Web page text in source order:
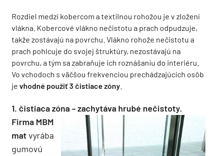
Rozdiel medzi kobercom a textilnou rohožou je v zložení
vlákna. Kobercové vlákno nečistotu a prach odpudzuje,
takže zostávajú na povrchu. Vlákno rohože nečistotu a
prach pohlcuje do svojej štruktúry, nezostávajú na
povrchu, a tým sa zabraňuje ich roznášaniu do interiéru.
Vo vchodoch s väčšou frekvenciou prechádzajúcich osôb
je vhodné použiť 3 čistiace zóny
1. čistiaca zóna – zachytáva hrubé nečistoty.
Firma MBM
mat vyrába
gumovú